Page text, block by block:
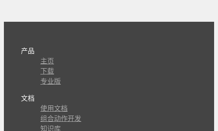
产品
主页
下载
专业版
文档
使用文档
组合动作开发
知识库